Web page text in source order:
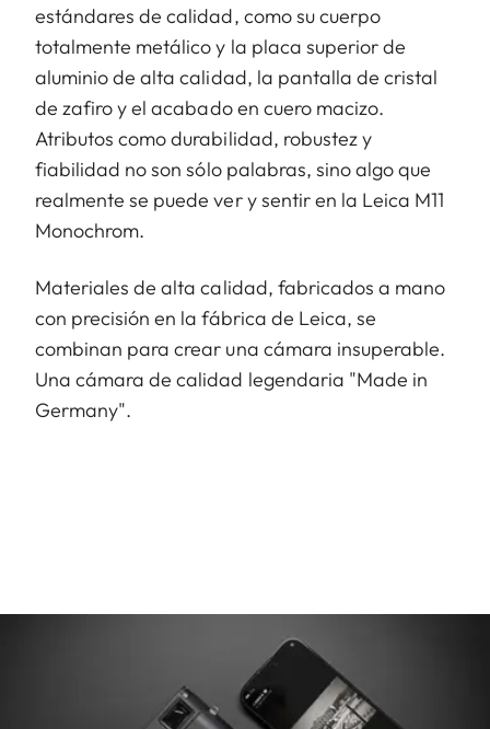
estándares de calidad, como su cuerpo
totalmente metálico y la placa superior de
aluminio de alta calidad, la pantalla de cristal
de zafiro y el acabado en cuero macizo.
Atributos como durabilidad, robustez y
fiabilidad no son sólo palabras, sino algo que
realmente se puede ver y sentir en la Leica M11
Monochrom.
Materiales de alta calidad, fabricados a mano
con precisión en la fábrica de Leica, se
combinan para crear una cámara insuperable.
Una cámara de calidad legendaria "Made in
Germany".